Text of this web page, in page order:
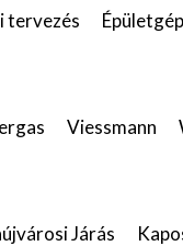
tervezés
Viessmann
Járás